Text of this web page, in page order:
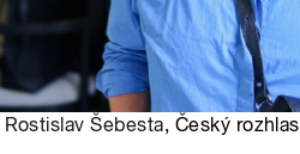
Rostislav Šebesta, Český rozhlas